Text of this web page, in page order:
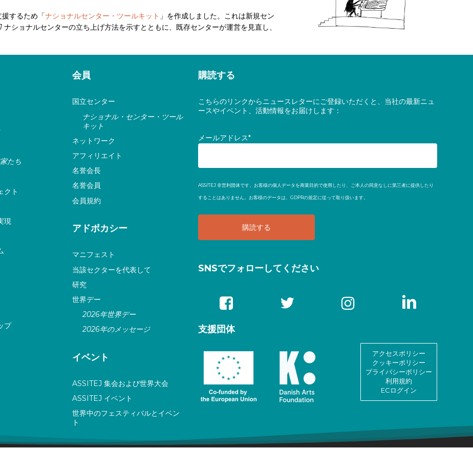
するため「ナショナルセンター・ツールキット 」を作成しました。これは新規セン
ナショナルセンターの立ち上げ方法を示すとともに、既存センターが運営を見直し、
たち
クト
現
プ
会員
国立センター
ナショナル・センター・ツール
キット
ネットワーク
アフィリエイト
名誉会長
名誉会員
会員規約
アドボカシー
マニフェスト
当該セクターを代表して
研究
世界デー
2026年世界デー
2026年のメッセージ
イベント
ASSITEJ 集会および世界大会
ASSITEJ イベント
世界中のフェスティバルとイベン
ト
購読する
こちらのリンクからニュースレターにご登録いただくと、当社の最新ニュ
ースやイベント、活動情報をお届けします：
メールアドレス*
ASSITEJ 非営利団体です。お客様の個人データを商業目的で使用したり、ご本人の同意なしに第三者に提供したり
することはありません。お客様のデータは、GDPRの規定に従って取り扱います。
SNSでフォローしてください
支援団体
アクセスポリシー
クッキーポリシー
プライバシーポリシー
利用規約
ECログイン